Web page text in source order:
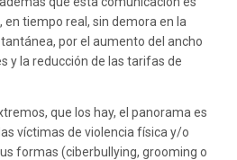
tiempo real, sin demora en la
por el aumento del ancho
y la reducción de las tarifas de
que los hay, el panorama es
víctimas de violencia física y/o
formas (ciberbullying, grooming o